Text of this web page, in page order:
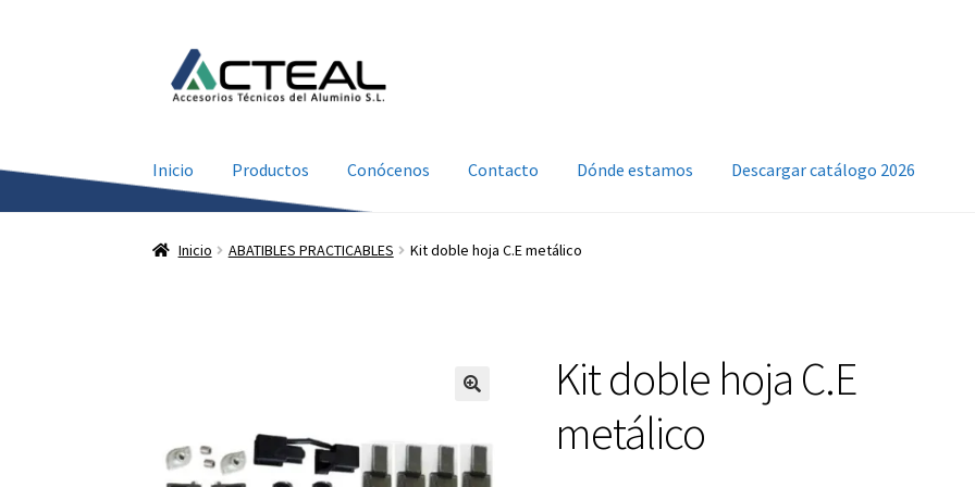
Inicio Productos Conócenos Contacto Dónde estamos Descargar catálogo 2026
Inicio ABATIBLES PRACTICABLES Kit doble hoja C.E metálico
Kit doble hoja C.E
metálico